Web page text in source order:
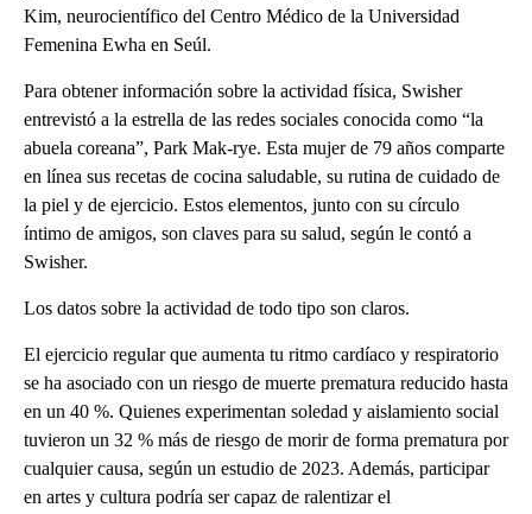
Kim, neurocientífico del Centro Médico de la Universidad
Femenina Ewha en Seúl.
Para obtener información sobre la actividad física, Swisher
entrevistó a la estrella de las redes sociales conocida como “la
abuela coreana”, Park Mak-rye. Esta mujer de 79 años comparte
en línea sus recetas de cocina saludable, su rutina de cuidado de
la piel y de ejercicio. Estos elementos, junto con su círculo
íntimo de amigos, son claves para su salud, según le contó a
Swisher.
Los datos sobre la actividad de todo tipo son claros.
El ejercicio regular que aumenta tu ritmo cardíaco y respiratorio
se ha asociado con un riesgo de muerte prematura reducido hasta
en un 40 %. Quienes experimentan soledad y aislamiento social
tuvieron un 32 % más de riesgo de morir de forma prematura por
cualquier causa, según un estudio de 2023. Además, participar
en artes y cultura podría ser capaz de ralentizar el